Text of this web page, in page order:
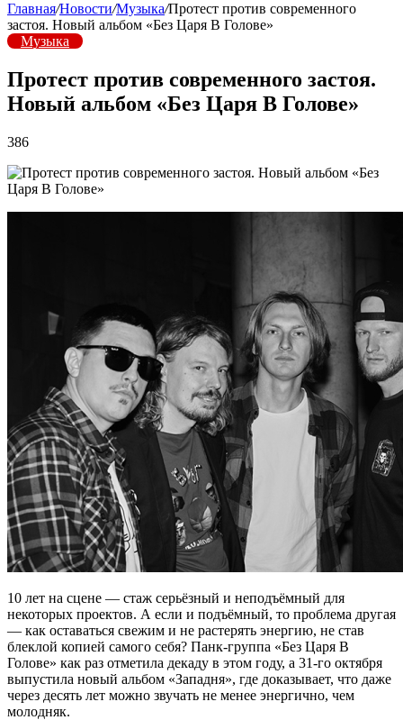
Главная/Новости/Музыка/Протест против современного
застоя. Новый альбом «Без Царя В Голове»
Музыка
Протест против современного застоя.
Новый альбом «Без Царя В Голове»
386
10 лет на сцене — стаж серьёзный и неподъёмный для
некоторых проектов. А если и подъёмный, то проблема другая
— как оставаться свежим и не растерять энергию, не став
блеклой копией самого себя? Панк-группа «Без Царя В
Голове» как раз отметила декаду в этом году, а 31-го октября
выпустила новый альбом «Западня», где доказывает, что даже
через десять лет можно звучать не менее энергично, чем
молодняк.